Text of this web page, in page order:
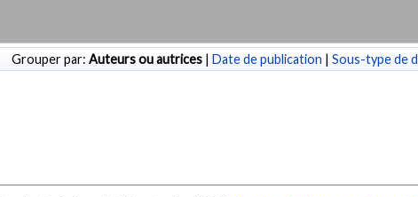
Grouper par: Auteurs ou autrices | Date de publication | Sous-type de